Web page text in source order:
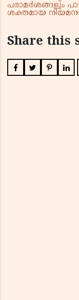
പരാമർശങ്ങളും
ശക്തമായ
Share this